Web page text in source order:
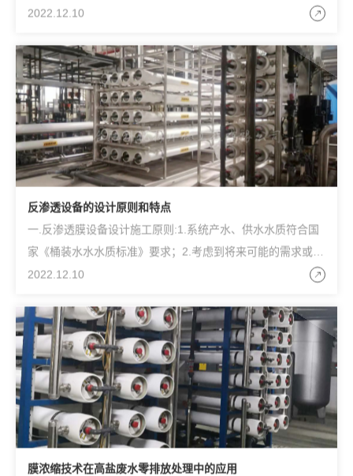
现在先进的膜分离技术更是如此。微滤就是微孔过滤精度可
2022.12.10
反渗透设备的设计原则和特点
一.反渗透膜设备设计施工原则:1.系统产水、供水水质符合国
家《桶装水水水质标准》要求；2.考虑到将来可能的需求或变
化，在系统设计上适当的前瞻；3.在设计上采用成
2022.12.10
膜浓缩技术在高盐废水零排放处理中的应用